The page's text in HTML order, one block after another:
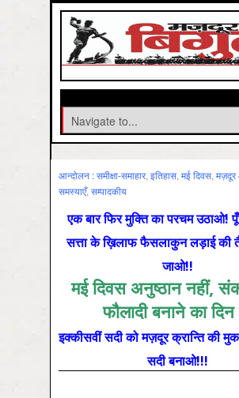
आन्‍दोलन : समीक्षा-समाहार, इतिहास, मई दिवस, मज़दूर
समस्‍याएँ, सम्‍पादकीय
एक बार फिर मुक्ति का परचम उठाओ!
सत्ता के ख़िलाफ फैसलाकुन लड़ाई की
जाओ!!
मई दिवस अनुष्ठान नहीं,
फौलादी बनाने का
इक्कीसवीं सदी को मज़दूर क्रान्ति की
सदी बनाओ!!!